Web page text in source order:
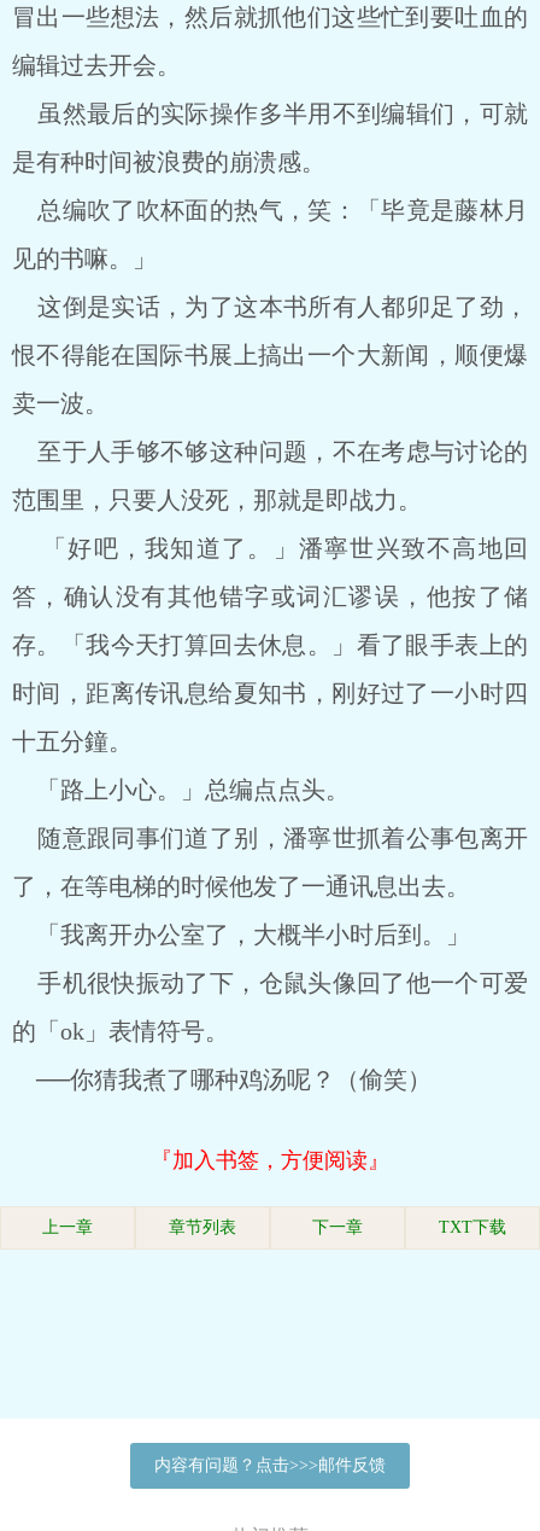
冒出一些想法，然后就抓他们这些忙到要吐血的
编辑过去开会。
虽然最后的实际操作多半用不到编辑们，可就
是有种时间被浪费的崩溃感。
总编吹了吹杯面的热气，笑：「毕竟是藤林月
见的书嘛。」
这倒是实话，为了这本书所有人都卯足了劲，
恨不得能在国际书展上搞出一个大新闻，顺便爆
卖一波。
至于人手够不够这种问题，不在考虑与讨论的
范围里，只要人没死，那就是即战力。
「好吧，我知道了。」潘寧世兴致不高地回
答，确认没有其他错字或词汇谬误，他按了储
存。「我今天打算回去休息。」看了眼手表上的
时间，距离传讯息给夏知书，刚好过了一小时四
十五分鐘。
「路上小心。」总编点点头。
随意跟同事们道了别，潘寧世抓着公事包离开
了，在等电梯的时候他发了一通讯息出去。
「我离开办公室了，大概半小时后到。」
手机很快振动了下，仓鼠头像回了他一个可爱
的「ok」表情符号。
──你猜我煮了哪种鸡汤呢？（偷笑）
『加入书签，方便阅读』
上一章 章节列表 下一章 TXT下载
内容有问题？点击>>>邮件反馈